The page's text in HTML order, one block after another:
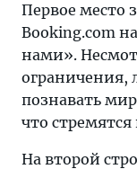
Первое место
Booking.com
нами».
ограничения,
познавать
что стремятся
На второй